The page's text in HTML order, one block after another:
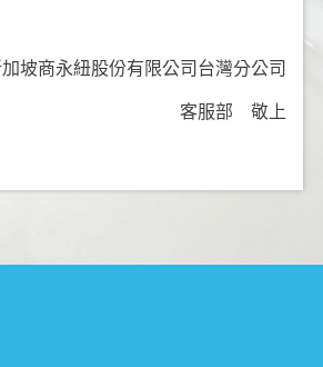
坡商永紐股份有限公司台灣分公司
客服部 敬上